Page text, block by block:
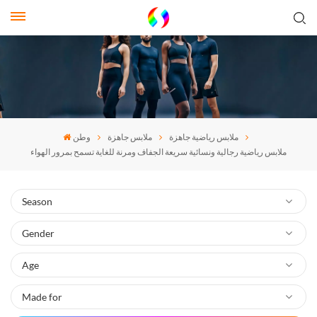
وطن ملابس جاهزة
ملابس رياضية جاهزة
ملابس رياضية رجالية ونسائية سريعة الجفاف ومرنة للغاية تسمح بمرور الهواء